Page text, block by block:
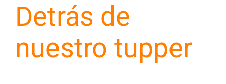
Colabora
Noticias
Detrás de
nuestro tupper